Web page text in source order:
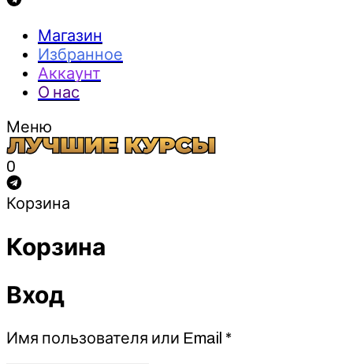
Магазин
Избранное
Аккаунт
О нас
Меню
0
Корзина
Корзина
Вход
Имя пользователя или Email *Обязательно